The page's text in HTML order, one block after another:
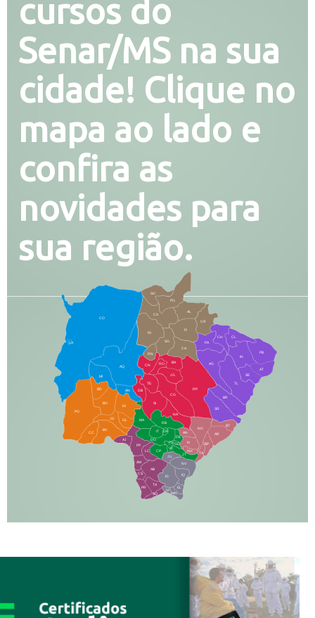
cursos do
Senar/MS na sua
cidade! Clique no
mapa ao lado e
confira as
novidades para
sua região.
CO
AQ
MI
AN
CX
RI
AL
CR
FI
SG
BA
CA
PA
CH CL
PB
SE
TL
AG
BR
SR
BT
AR
RP
RO
JG
CG
SI
NA
TA
NH
JT
RB
MA
IT
DR
DO
CP
JU
NV
IQ
EL
BD
BO
NI
JD
PO
BV
CC
PP
AJ
LC
AM
AB
JP
DB
TE
CS
PR
TA
SQ
IG
MN
IN
NO
BP
RN
CN
GL
AN
IV
FS
VC
GD
DE
AT
PG
SO
LA